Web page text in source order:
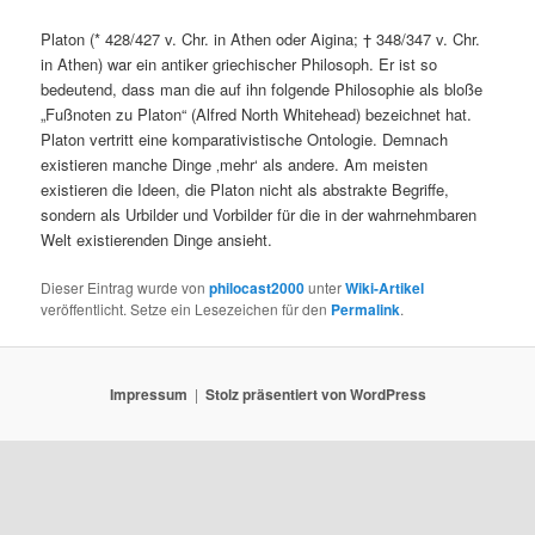
Platon (* 428/427 v. Chr. in Athen oder Aigina; † 348/347 v. Chr.
in Athen) war ein antiker griechischer Philosoph. Er ist so
bedeutend, dass man die auf ihn folgende Philosophie als bloße
„Fußnoten zu Platon“ (Alfred North Whitehead) bezeichnet hat.
Platon vertritt eine komparativistische Ontologie. Demnach
existieren manche Dinge ‚mehr‘ als andere. Am meisten
existieren die Ideen, die Platon nicht als abstrakte Begriffe,
sondern als Urbilder und Vorbilder für die in der wahrnehmbaren
Welt existierenden Dinge ansieht.
Dieser Eintrag wurde vonphilocast2000unterWiki-Artikel
veröffentlicht. Setze ein Lesezeichen für den Permalink.
Impressum Stolz präsentiert von WordPress